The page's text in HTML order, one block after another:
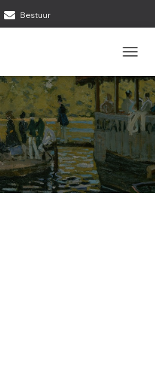
Bestuur